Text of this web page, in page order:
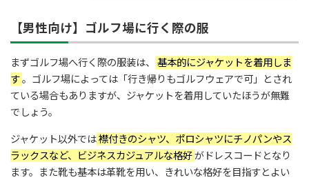
【男性向け】ゴルフ場に行く際の服
まずゴルフ場へ行く際の服装は、
基本的にジャケットを着用しま
す。ゴルフ場によっては「行き帰りもゴルフウェアで可」とされ
ている場合もありますが、ジャケットを着用していたほうが無難
でしょう。
ジャケット以外では襟付きのシャツ、ポロシャツにチノパンやス
ラックスなど、ビジネスカジュアルな格好がドレスコードとなり
ます。また靴も基本は革靴を用い、きれいな格好を目指すとよい